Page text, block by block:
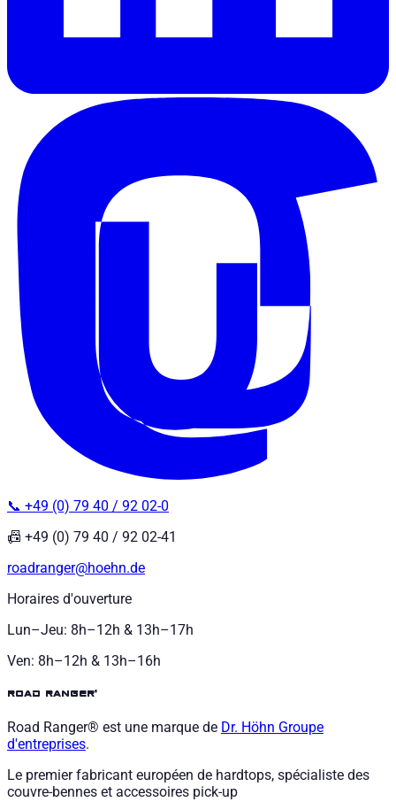
📞 +49 (0) 79 40 / 92 02-0
📠 +49 (0) 79 40 / 92 02-41
roadranger@hoehn.de
Horaires d'ouverture
Lun–Jeu: 8h–12h & 13h–17h
Ven: 8h–12h & 13h–16h
road ranger®
Road Ranger® est une marque de Dr. Höhn Groupe
d'entreprises.
Le premier fabricant européen de hardtops, spécialiste des
couvre-bennes et accessoires pick-up